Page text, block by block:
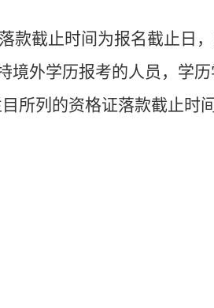
款截止时间为报名截止日
境外学历报考的人员，学
所列的资格证落款截止时